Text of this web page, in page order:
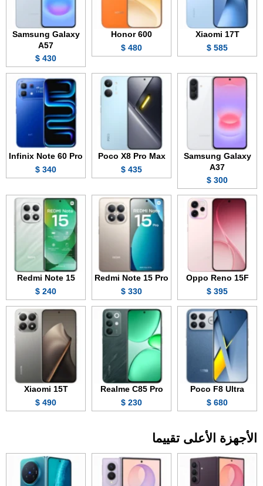
Xiaomi 17T
585 $
Honor 600
480 $
Samsung Galaxy
A57
430 $
Samsung Galaxy
A37
300 $
Poco X8 Pro Max
435 $
Infinix Note 60 Pro
340 $
Oppo Reno 15F
395 $
Redmi Note 15 Pro
330 $
Redmi Note 15
240 $
Poco F8 Ultra
680 $
Realme C85 Pro
230 $
Xiaomi 15T
490 $
الأجهزة الأعلى تقييما